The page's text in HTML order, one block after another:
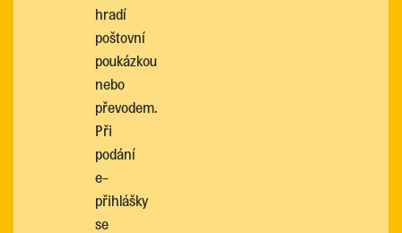
hradí
poštovní
poukázkou
nebo
převodem.
Při
podání
e-
přihlášky
se